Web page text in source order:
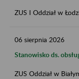
ZUS I Oddział w
06 sierpnia 2026
Stanowisko ds.
ZUS Oddział w